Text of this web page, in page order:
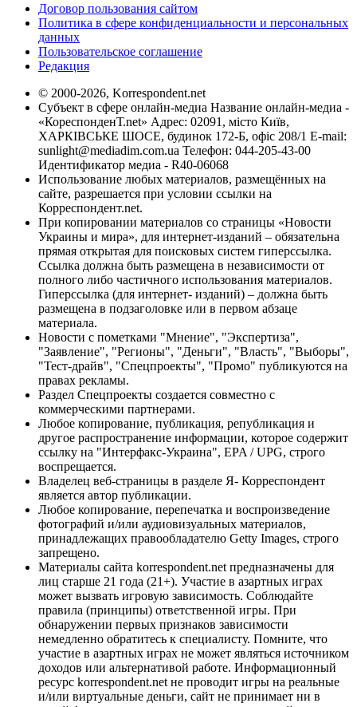
Договор пользования сайтом
Политика в сфере конфиденциальности и персональных
данных
Пользовательское соглашение
Редакция
© 2000-2026, Korrespondent.net
Субъект в сфере онлайн-медиа Название онлайн-медиа -
«КореспонденТ.net» Адрес: 02091, місто Київ,
ХАРКІВСЬКЕ ШОСЕ, будинок 172-Б, офіс 208/1 E-mail:
sunlight@mediadim.com.ua Телефон: 044-205-43-00
Идентификатор медиа - R40-06068
Использование любых материалов, размещённых на
сайте, разрешается при условии ссылки на
Корреспондент.net.
При копировании материалов со страницы «Новости
Украины и мира», для интернет-изданий – обязательна
прямая открытая для поисковых систем гиперссылка.
Ссылка должна быть размещена в независимости от
полного либо частичного использования материалов.
Гиперссылка (для интернет- изданий) – должна быть
размещена в подзаголовке или в первом абзаце
материала.
Новости с пометками "Мнение", "Экспертиза",
"Заявление", "Регионы", "Деньги", "Власть", "Выборы",
"Тест-драйв", "Спецпроекты", "Промо" публикуются на
правах рекламы.
Раздел Спецпроекты создается совместно с
коммерческими партнерами.
Любое копирование, публикация, републикация и
другое распространение информации, которое содержит
ссылку на "Интерфакс-Украина", EPA / UPG, строго
воспрещается.
Владелец веб-страницы в разделе Я- Корреспондент
является автор публикации.
Любое копирование, перепечатка и воспроизведение
фотографий и/или аудиовизуальных материалов,
принадлежащих правообладателю Getty Images, строго
запрещено.
Материалы сайта korrespondent.net предназначены для
лиц старше 21 года (21+). Участие в азартных играх
может вызвать игровую зависимость. Соблюдайте
правила (принципы) ответственной игры. При
обнаружении первых признаков зависимости
немедленно обратитесь к специалисту. Помните, что
участие в азартных играх не может являться источником
доходов или альтернативой работе. Информационный
ресурс korrespondent.net не проводит игры на реальные
и/или виртуальные деньги, сайт не принимает ни в